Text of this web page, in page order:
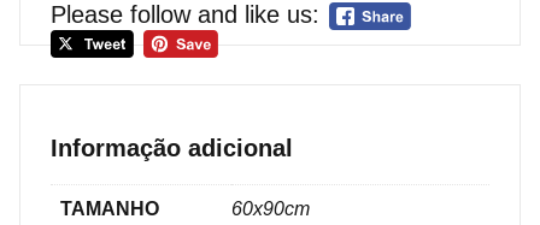
Please follow and like us:
Informação adicional
TAMANHO
60x90cm